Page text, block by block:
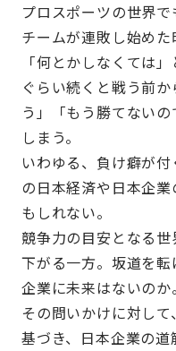
プロスポーツの世界で
チームが連敗し始めた
「何とかしなくては
ぐらい続くと戦う前
う」「もう勝てない
しまう。
いわゆる、負け癖が
の日本経済や日本企
もしれない。
競争力の目安となる世
下がる一方。坂道を
企業に未来はないのか。
その問いかけに対し
基づき、日本企業の